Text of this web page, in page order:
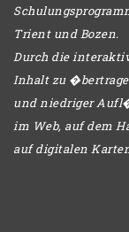
Trient und Bozen.
Durch die
Inhalt zu
und niedriger
im Web, auf dem
auf digitalen